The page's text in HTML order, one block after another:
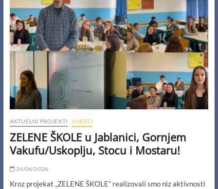
mijenjati
svijet
nabolje?
Ovo
je
prilika
AKTUELNI PROJEKTI VIJESTI
ZELENE ŠKOLE u Jablanici, Gornjem
Vakufu/Uskoplju, Stocu i Mostaru!
24/06/2026
Kroz projekat „ZELENE ŠKOLE“ realizovali smo niz aktivnosti